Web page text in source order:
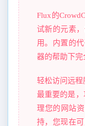
Flux的
试新的元素
用。内置的
器的帮助下完
轻松访问远
最重要的是，
理您的网站
持，您现在